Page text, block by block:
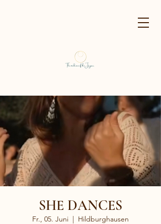
SHE DANCES
Fr., 05. Juni
  |
Hildburghausen